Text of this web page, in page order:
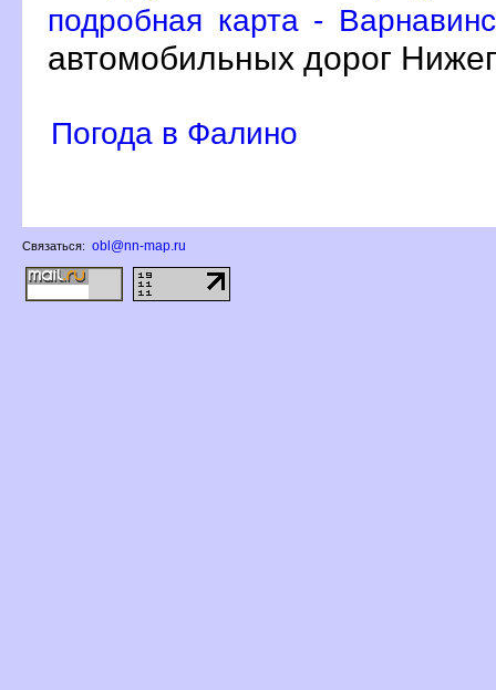
подробная карта -
автомобильных дорог
Погода в Фалино
Связаться: obl@nn-map.ru